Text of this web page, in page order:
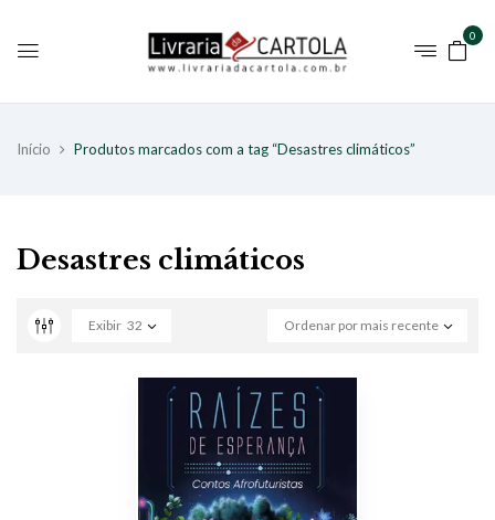
0
Início Produtos marcados com a tag “Desastres climáticos”
Desastres climáticos
Ordenar por mais recente
Exibir 32